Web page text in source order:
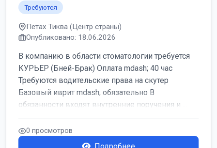
Требуются
Петах Тиква (Центр страны)
Опубликовано: 18.06.2026
В компанию в области стоматологии требуется
КУРЬЕР (Бней-Брак) Оплата mdash; 40 час
Требуются водительские права на скутер
Базовый иврит mdash; обязательно В
обязанности входят внутренние поручения и ...
0 просмотров